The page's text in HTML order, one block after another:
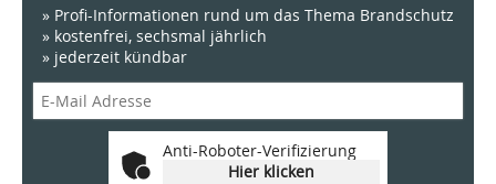
» Profi-Informationen rund um das Thema Brandschutz
» kostenfrei, sechsmal jährlich
» jederzeit kündbar
Anti-Roboter-Verifizierung
Hier klicken